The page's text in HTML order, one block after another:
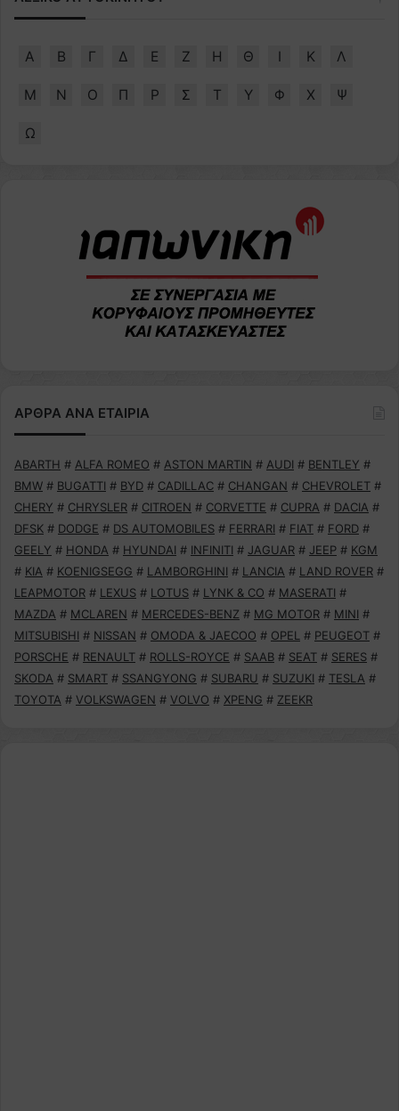
Α Β Γ Δ Ε Ζ Η Θ Ι Κ Λ
Μ Ν Ο Π Ρ Σ Τ Υ Φ Χ Ψ
Ω
ΑΡΘΡΑ ΑΝΑ ΕΤΑΙΡΙΑ
ABARTH # ALFA ROMEO # ASTON MARTIN # AUDI # BENTLEY #
BMW # BUGATTI # BYD # CADILLAC # CHANGAN # CHEVROLET #
CHERY # CHRYSLER # CITROEN # CORVETTE # CUPRA # DACIA #
DFSK # DODGE # DS AUTOMOBILES # FERRARI # FIAT # FORD #
GEELY # HONDA # HYUNDAI # INFINITI # JAGUAR # JEEP # KGM
# KIA # KOENIGSEGG # LAMBORGHINI # LANCIA # LAND ROVER #
LEAPMOTOR # LEXUS # LOTUS # LYNK & CO # MASERATI #
MAZDA # MCLAREN # MERCEDES-BENZ # MG MOTOR # MINI #
MITSUBISHI # NISSAN # OMODA & JAECOO # OPEL # PEUGEOT #
PORSCHE # RENAULT # ROLLS-ROYCE # SAAB # SEAT # SERES #
SKODA # SMART # SSANGYONG # SUBARU # SUZUKI # TESLA #
TOYOTA # VOLKSWAGEN # VOLVO # XPENG # ZEEKR